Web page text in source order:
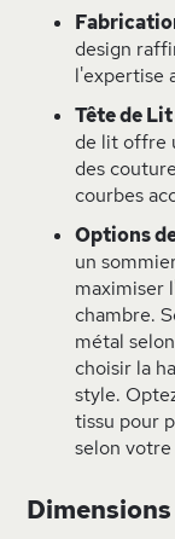
design
l'expertise
Tête de
de lit offre
des
courbes
Options
un
maximiser
chambre.
métal
choisir la
style.
tissu pour
selon
Dimensions